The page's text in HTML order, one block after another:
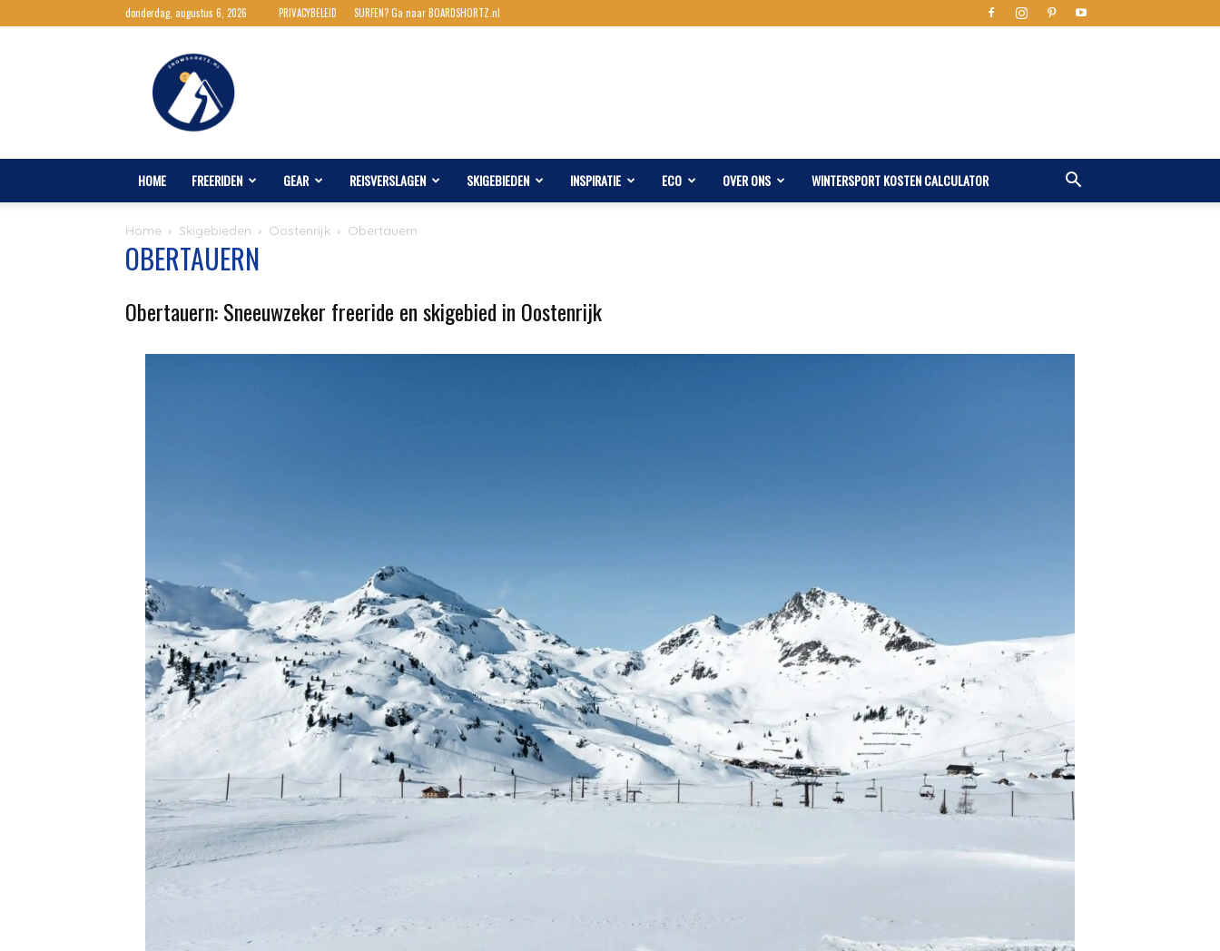
donderdag, augustus 6, 2026 PRIVACYBELEID SURFEN? Ga naar BOARDSHORTZ.nl
Snowshortz.nl
HOME FREERIDEN GEAR REISVERSLAGEN SKIGEBIEDEN INSPIRATIE ECO OVER ONS WINTERSPORT KOSTEN CALCULATOR
Home Skigebieden Oostenrijk Obertauern
OBERTAUERN
Obertauern: Sneeuwzeker freeride en skigebied in Oostenrijk